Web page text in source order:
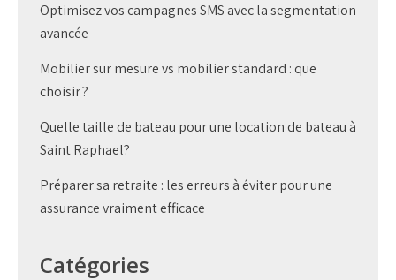
Optimisez vos campagnes SMS avec la segmentation
avancée
Mobilier sur mesure vs mobilier standard : que
choisir ?
Quelle taille de bateau pour une location de bateau à
Saint Raphael?
Préparer sa retraite : les erreurs à éviter pour une
assurance vraiment efficace
Catégories